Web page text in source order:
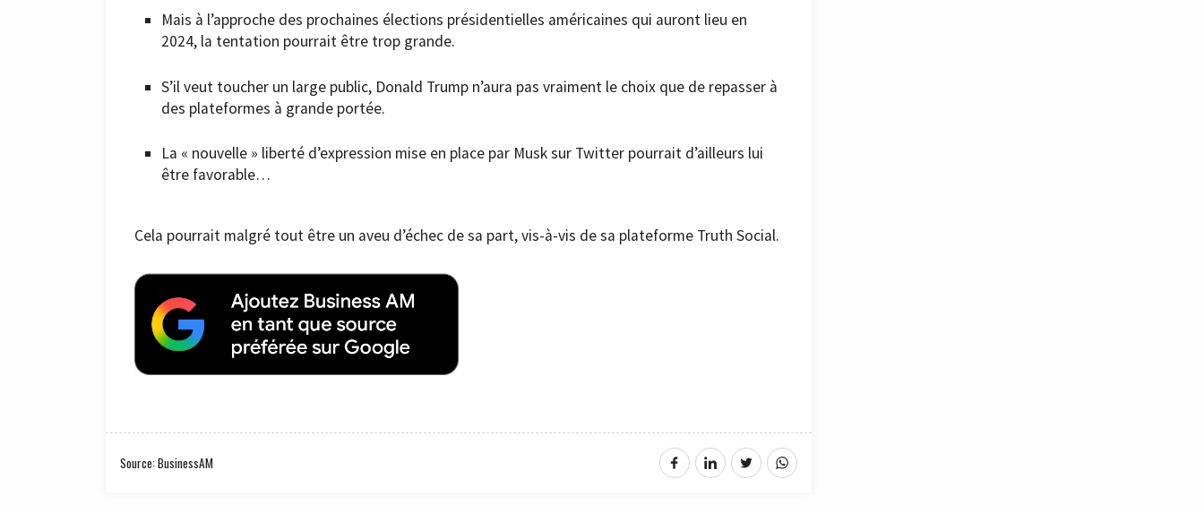
Mais à l’approche des prochaines élections présidentielles américaines qui auront lieu en
2024, la tentation pourrait être trop grande.
S’il veut toucher un large public, Donald Trump n’aura pas vraiment le choix que de repasser à
des plateformes à grande portée.
La « nouvelle » liberté d’expression mise en place par Musk sur Twitter pourrait d’ailleurs lui
être favorable…
Cela pourrait malgré tout être un aveu d’échec de sa part, vis-à-vis de sa plateforme Truth Social.
Source: BusinessAM